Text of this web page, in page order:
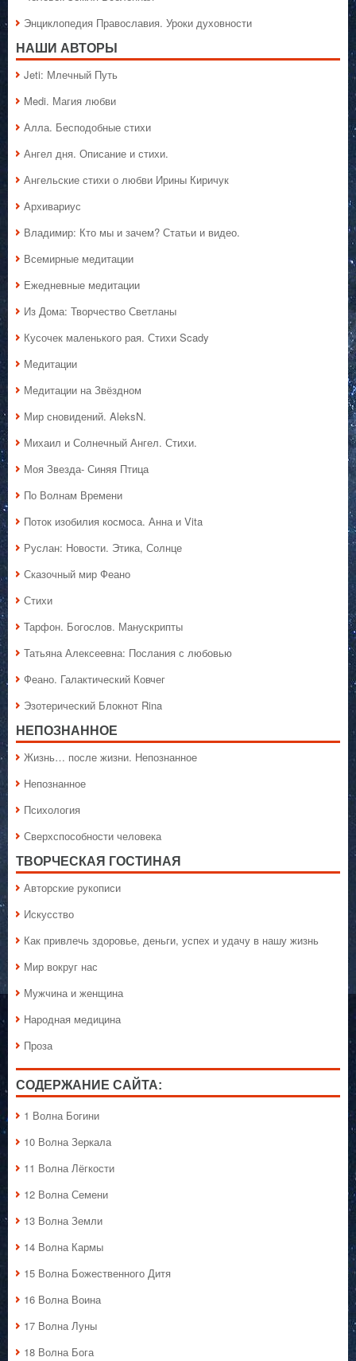
Энциклопедия Православия. Уроки духовности
НАШИ АВТОРЫ
Jeti: Млечный Путь
Medi. Магия любви
Алла. Бесподобные стихи
Ангел дня. Описание и стихи.
Ангельские стихи о любви Ирины Киричук
Архивариус
Владимир: Кто мы и зачем? Статьи и видео.
Всемирные медитации
Ежедневные медитации
Из Дома: Творчество Светланы
Кусочек маленького рая. Стихи Scady
Медитации
Медитации на Звёздном
Мир сновидений. AleksN.
Михаил и Солнечный Ангел. Стихи.
Моя Звезда- Синяя Птица
По Волнам Времени
Поток изобилия космоса. Анна и Vita
Руслан: Новости. Этика, Солнце
Сказочный мир Феано
Стихи
Тарфон. Богослов. Манускрипты
Татьяна Алексеевна: Послания с любовью
Феано. Галактический Ковчег
Эзотерический Блокнот Rina
НЕПОЗНАННОЕ
Жизнь… после жизни. Непознанное
Непознанное
Психология
Сверхспособности человека
ТВОРЧЕСКАЯ ГОСТИНАЯ
Авторские рукописи
Искусство
Как привлечь здоровье, деньги, успех и удачу в нашу жизнь
Мир вокруг нас
Мужчина и женщина
Народная медицина
Проза
СОДЕРЖАНИЕ САЙТА:
1 Волна Богини
10 Волна Зеркала
11 Волна Лёгкости
12 Волна Семени
13 Волна Земли
14 Волна Кармы
15 Волна Божественного Дитя
16 Волна Воина
17 Волна Луны
18 Волна Бога